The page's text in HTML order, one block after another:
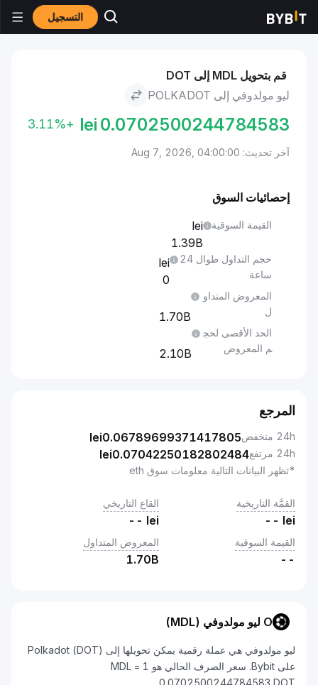
التسجيل
الأسواق ليو مولدوفي to Polkadot
قم بتحويل MDL إلى DOT
ليو مولدوفي إلى POLKADOT
lei 0.0702500244784583
+3.11%
آخر تحديث: Aug 7, 2026, 04:00:00
إحصائيات السوق
القيمة السوقية
1.39B
حجم التداول طوال 24
ساعة
0
المعروض المتداو
ل
1.70B
الحد الأقصى لحج
م المعروض
2.10B
المرجع
24h منخفض lei0.06789699371417805
24h مرتفع lei0.07042250182802484
*تظهر البيانات التالية معلومات سوق eth
القمَّة التاريخية
lei
--
القاع التاريخي
lei
--
القيمة السوقية
--
المعروض المتداول
1.70B
O ليو مولدوفي (MDL)
ليو مولدوفي هي عملة رقمية يمكن تحويلها إلى Polkadot (DOT)
على Bybit. سعر الصرف الحالي هو 1 MDL =
0.0702500244784583 DOT.